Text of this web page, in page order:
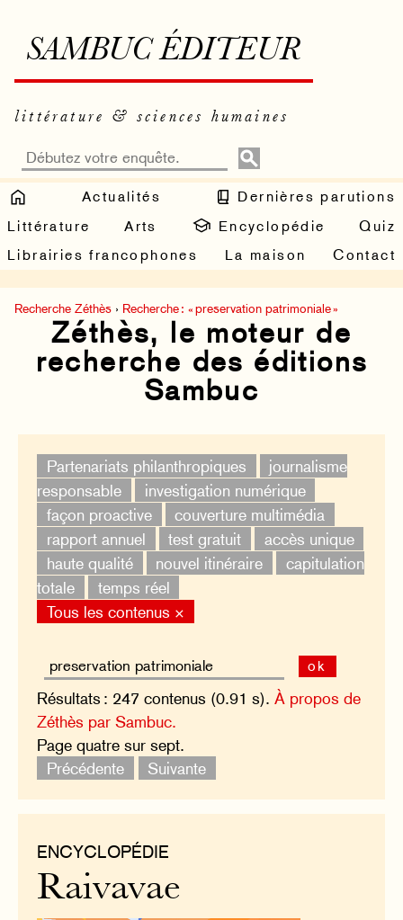
SAMBUC ÉDITEUR
littérature & sciences humaines
Actualités
Dernières parutions
Littérature
Arts Encyclopédie
Quiz
Librairies francophones
La maison Contact
Recherche Zéthès › Recherche : « preservation patrimoniale »
Zéthès, le moteur de
recherche des éditions
Sambuc
Partenariats philanthropiques
journalisme
responsable
investigation numérique
façon proactive
couverture multimédia
rapport annuel
test gratuit
accès unique
haute qualité
nouvel itinéraire
capitulation
totale
temps réel
Tous les contenus ×
ok
Résultats : 247 contenus (0.91 s).À propos de
Zéthès par Sambuc.
Page quatre sur sept.
Précédente
Suivante
ENCYCLOPÉDIE
Raivavae